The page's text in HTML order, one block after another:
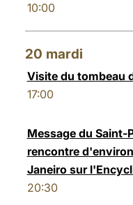
10:00
20 mardi
Visite du tombeau
17:00
Message du Saint-
rencontre
Janeiro sur
20:30